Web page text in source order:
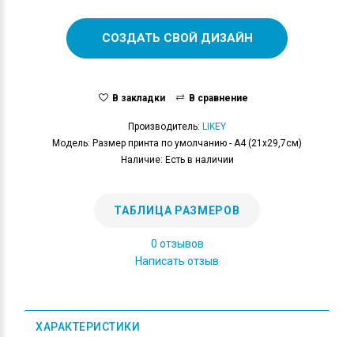
СОЗДАТЬ СВОЙ ДИЗАЙН
В закладки В сравнение
Производитель: LIKEY
Модель: Размер принта по умолчанию - А4 (21x29,7см)
Наличие: Есть в наличии
ТАБЛИЦА РАЗМЕРОВ
0 отзывов
Написать отзыв
ХАРАКТЕРИСТИКИ